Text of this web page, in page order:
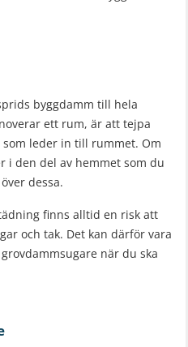
byggdamm till hela
ett rum, är att tejpa
leder in till rummet. Om
i den del av hemmet som du
dessa.
finns alltid en risk att
och tak. Det kan därför vara
när du ska